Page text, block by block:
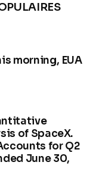
morning, EUA
of SpaceX.
for Q2
June 30,